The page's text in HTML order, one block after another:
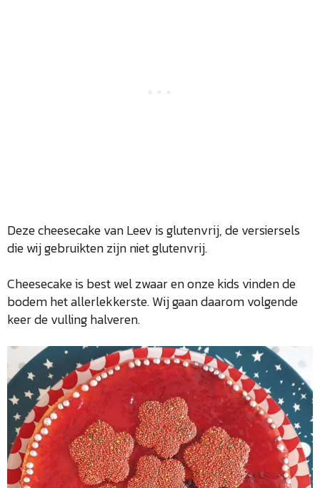
Deze cheesecake van Leev is glutenvrij, de versiersels
die wij gebruikten zijn niet glutenvrij.
Cheesecake is best wel zwaar en onze kids vinden de
bodem het allerlekkerste. Wij gaan daarom volgende
keer de vulling halveren.